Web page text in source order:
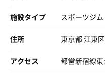
施設タイプ スポーツジム
住所 東京都 江東
アクセス 都営新宿線